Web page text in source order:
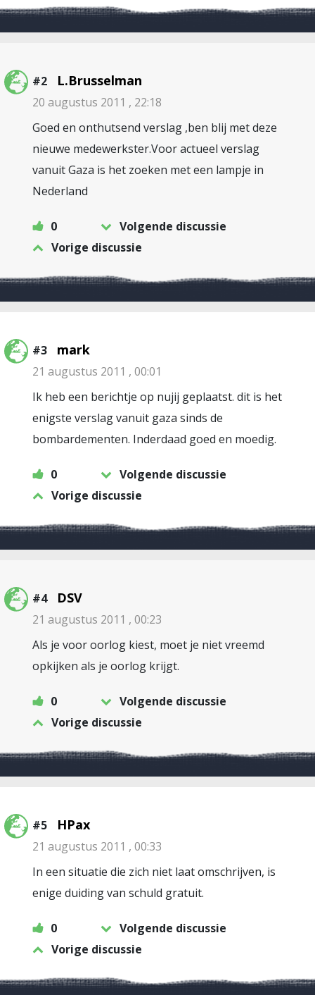
#2 L.Brusselman
20 augustus 2011 , 22:18
Goed en onthutsend verslag ,ben blij met deze
nieuwe medewerkster.Voor actueel verslag
vanuit Gaza is het zoeken met een lampje in
Nederland
0
Volgende discussie
Vorige discussie
#3 mark
21 augustus 2011 , 00:01
Ik heb een berichtje op nujij geplaatst. dit is het
enigste verslag vanuit gaza sinds de
bombardementen. Inderdaad goed en moedig.
0
Volgende discussie
Vorige discussie
#4 DSV
21 augustus 2011 , 00:23
Als je voor oorlog kiest, moet je niet vreemd
opkijken als je oorlog krijgt.
0
Volgende discussie
Vorige discussie
#5 HPax
21 augustus 2011 , 00:33
In een situatie die zich niet laat omschrijven, is
enige duiding van schuld gratuit.
0
Volgende discussie
Vorige discussie